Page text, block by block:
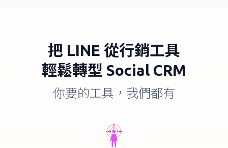
把 LINE 從行銷工具
輕鬆轉型 Social CRM
你要的工具，我們都有